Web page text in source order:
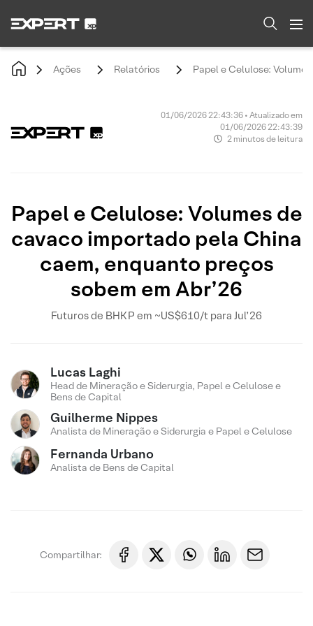
Ações Relatórios Papel e Celulose:
01/06/2026 22:43:36 • Atualizado em
01/06/2026 22:43:39
2 minutos de leitura
Papel e Celulose: Volumes de
cavaco importado pela China
caem, enquanto preços
sobem em Abr’26
Futuros de BHKP em ~US$610/t para Jul’26
Lucas Laghi
Head de Mineração e Siderurgia, Papel e Celulose e
Bens de Capital
Guilherme Nippes
Analista de Mineração e Siderurgia e Papel e Celulose
Fernanda Urbano
Analista de Bens de Capital
Compartilhar: